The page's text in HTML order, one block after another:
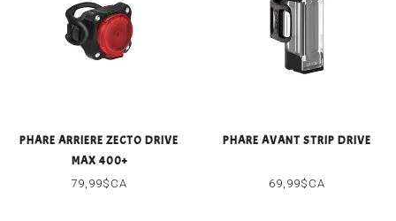
PHARE ARRIERE ZECTO DRIVE
MAX 400+
79,99$CA
PHARE AVANT STRIP DRIVE
69,99$CA